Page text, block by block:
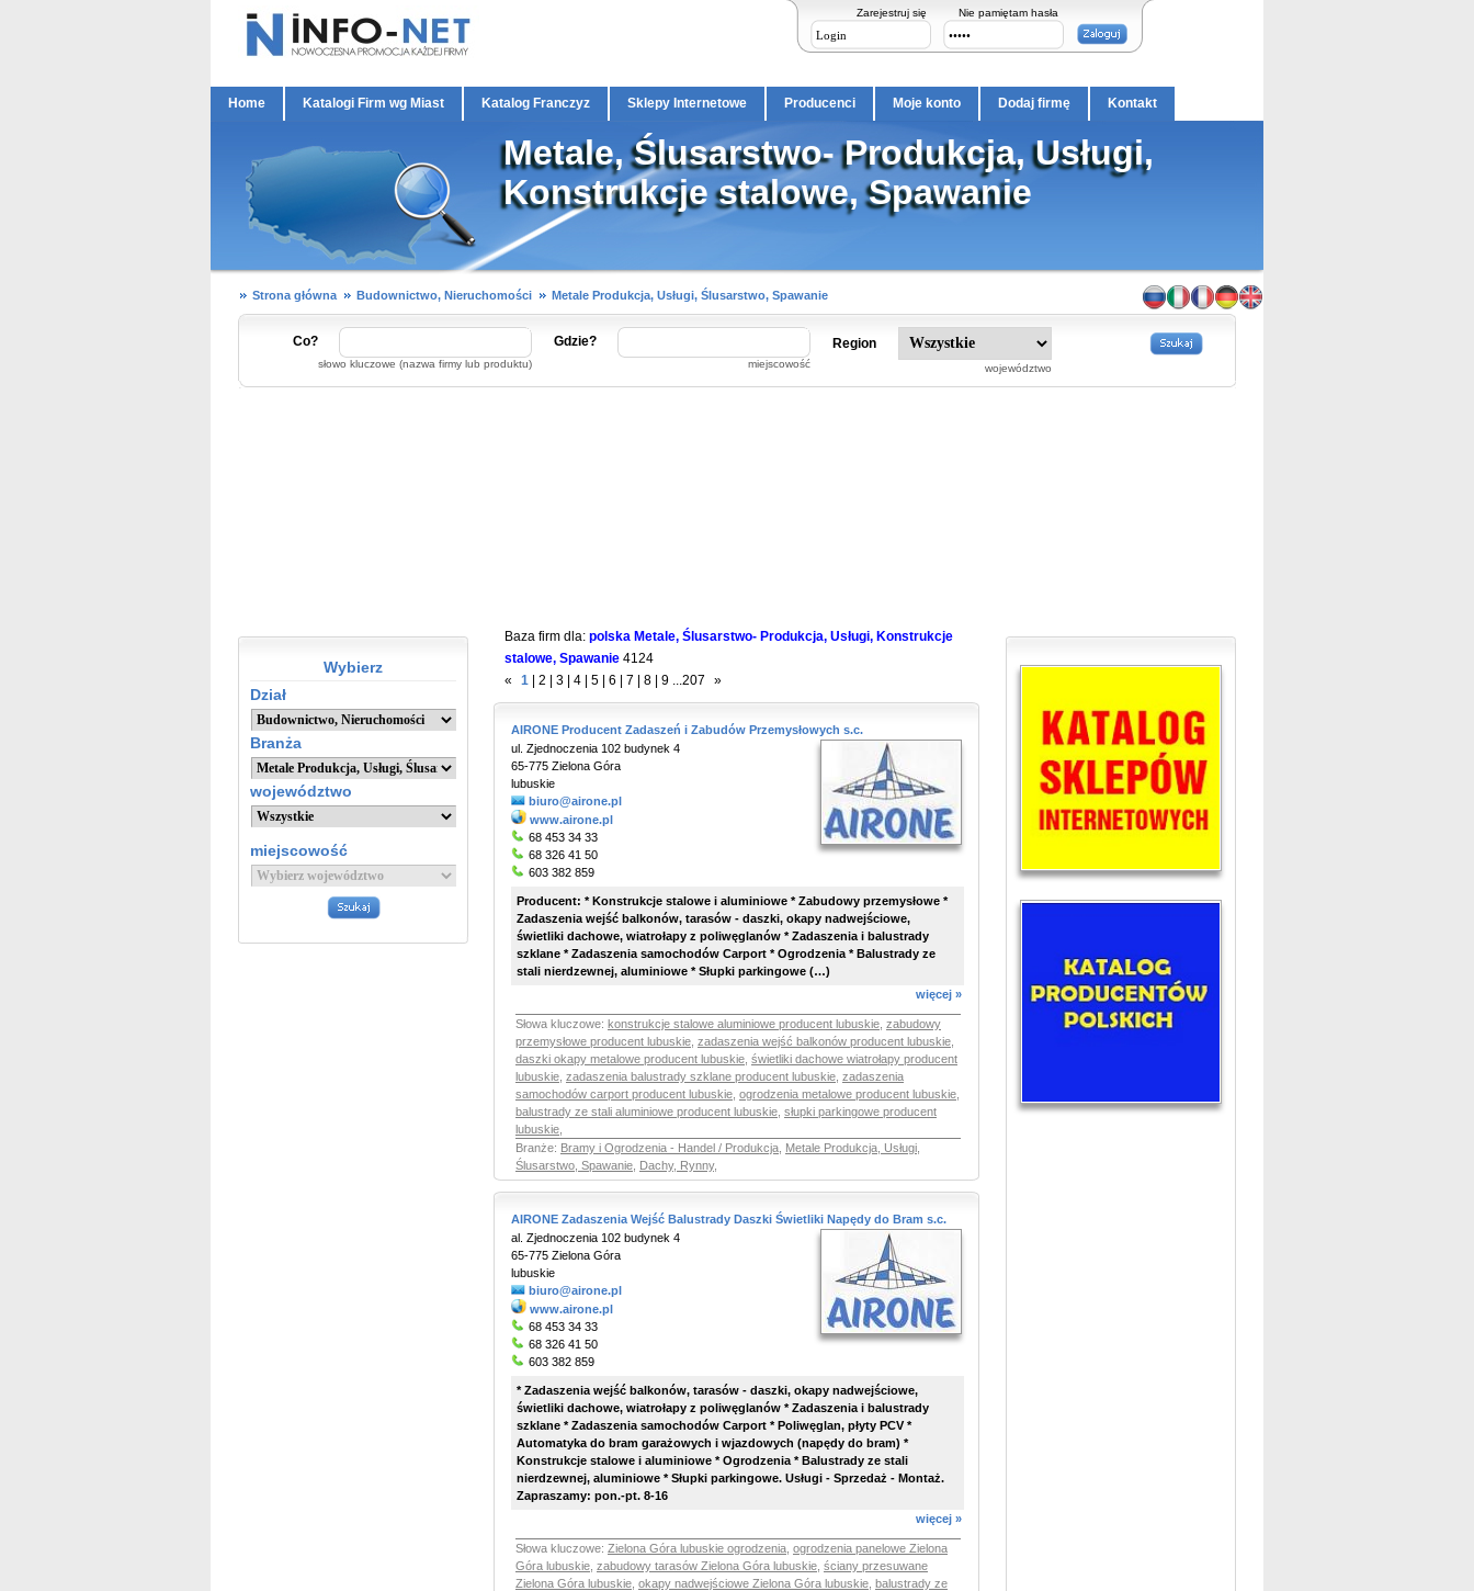
Zarejestruj się Nie pamiętam hasła
Home Katalogi Firm wg Miast Katalog Franczyz Sklepy Internetowe Producenci Moje konto Dodaj firmę Kontakt
Metale, Ślusarstwo- Produkcja, Usługi,
Konstrukcje stalowe, Spawanie
Strona główna Budownictwo, Nieruchomości Metale Produkcja, Usługi, Ślusarstwo, Spawanie
Co?
słowo kluczowe (nazwa firmy lub produktu)
Gdzie?
miejscowość
Region
województwo
Wybierz
Dział
Branża
województwo
miejscowość
Baza firm dla: polska Metale, Ślusarstwo- Produkcja, Usługi, Konstrukcje
stalowe, Spawanie 4124
«
1 2 3 4 5 6 7 8 9 ...207 »
AIRONE Producent Zadaszeń i Zabudów Przemysłowych s.c.
ul. Zjednoczenia 102 budynek 4
65-775 Zielona Góra
lubuskie
biuro@airone.pl
www.airone.pl
68 453 34 33
68 326 41 50
603 382 859
Producent: * Konstrukcje stalowe i aluminiowe * Zabudowy przemysłowe *
Zadaszenia wejść balkonów, tarasów - daszki, okapy nadwejściowe,
świetliki dachowe, wiatrołapy z poliwęglanów * Zadaszenia i balustrady
szklane * Zadaszenia samochodów Carport * Ogrodzenia * Balustrady ze
stali nierdzewnej, aluminiowe * Słupki parkingowe (…)
więcej »
Słowa kluczowe: konstrukcje stalowe aluminiowe producent lubuskie zabudowy
przemysłowe producent lubuskie zadaszenia wejść balkonów producent lubuskie
daszki okapy metalowe producent lubuskie świetliki dachowe wiatrołapy producent
lubuskie zadaszenia balustrady szklane producent lubuskie zadaszenia
samochodów carport producent lubuskie ogrodzenia metalowe producent lubuskie
balustrady ze stali aluminiowe producent lubuskie słupki parkingowe producent
lubuskie
Branże: Bramy i Ogrodzenia - Handel / Produkcja Metale Produkcja, Usługi,
Ślusarstwo, Spawanie Dachy, Rynny,
AIRONE Zadaszenia Wejść Balustrady Daszki Świetliki Napędy do Bram s.c.
al. Zjednoczenia 102 budynek 4
65-775 Zielona Góra
lubuskie
biuro@airone.pl
www.airone.pl
68 453 34 33
68 326 41 50
603 382 859
* Zadaszenia wejść balkonów, tarasów - daszki, okapy nadwejściowe,
świetliki dachowe, wiatrołapy z poliwęglanów * Zadaszenia i balustrady
szklane * Zadaszenia samochodów Carport * Poliwęglan, płyty PCV *
Automatyka do bram garażowych i wjazdowych (napędy do bram) *
Konstrukcje stalowe i aluminiowe * Ogrodzenia * Balustrady ze stali
nierdzewnej, aluminiowe * Słupki parkingowe. Usługi - Sprzedaż - Montaż.
Zapraszamy: pon.-pt. 8-16
więcej »
Słowa kluczowe: Zielona Góra lubuskie ogrodzenia ogrodzenia panelowe Zielona
Góra lubuskie zabudowy tarasów Zielona Góra lubuskie ściany przesuwane
Zielona Góra lubuskie okapy nadwejściowe Zielona Góra lubuskie balustrady ze